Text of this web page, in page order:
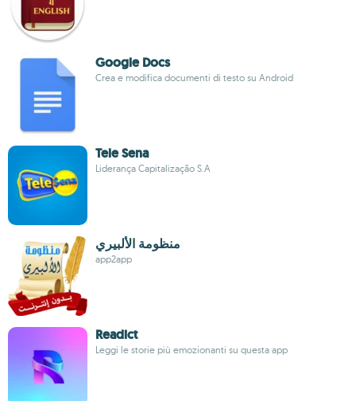
Google Docs
Crea e modifica documenti di testo su Android
Tele Sena
Liderança Capitalização S.A
منظومة الألبيري
app2app
Readict
Leggi le storie più emozionanti su questa app